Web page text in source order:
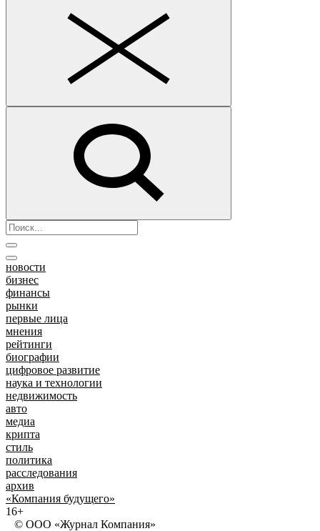
новости
бизнес
финансы
рынки
первые лица
мнения
рейтинги
биографии
цифровое развитие
наука и технологии
недвижимость
авто
медиа
крипта
стиль
политика
расследования
архив
«Компания будущего»
16+
© ООО «Журнал Компания»